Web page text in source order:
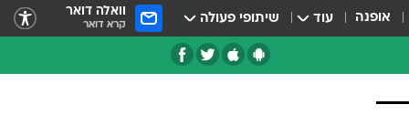
אופנה עוד שיתופי פעולה וואלה דואר
קרא דואר